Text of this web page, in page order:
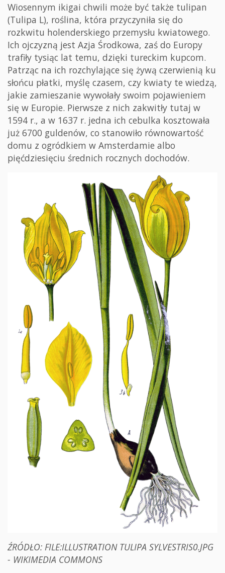
Wiosennym ikigai chwili może być także tulipan
(Tulipa L), roślina, która przyczyniła się do
rozkwitu holenderskiego przemysłu kwiatowego.
Ich ojczyzną jest Azja Środkowa, zaś do Europy
trafiły tysiąc lat temu, dzięki tureckim kupcom.
Patrząc na ich rozchylające się żywą czerwienią ku
słońcu płatki, myślę czasem, czy kwiaty te wiedzą,
jakie zamieszanie wywołały swoim pojawieniem
się w Europie. Pierwsze z nich zakwitły tutaj w
1594 r., a w 1637 r. jedna ich cebulka kosztowała
już 6700 guldenów, co stanowiło równowartość
domu z ogródkiem w Amsterdamie albo
pięćdziesięciu średnich rocznych dochodów.
ŹRÓDŁO: FILE:ILLUSTRATION TULIPA SYLVESTRIS0.JPG
- WIKIMEDIA COMMONS